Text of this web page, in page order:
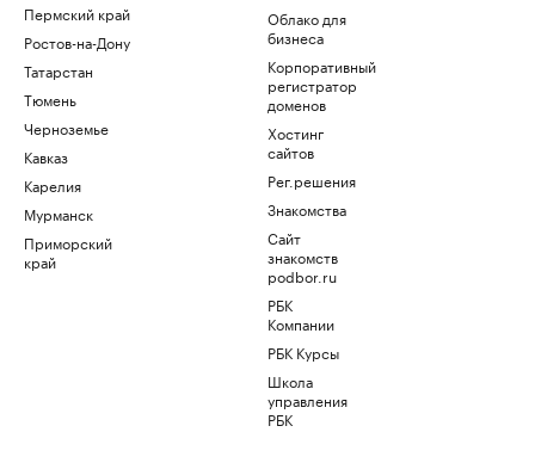
Пермский край
Ростов-на-Дону
Татарстан
Тюмень
Черноземье
Кавказ
Карелия
Мурманск
Приморский
край
Облако для
бизнеса
Корпоративный
регистратор
доменов
Хостинг
сайтов
Рег.решения
Знакомства
Сайт
знакомств
podbor.ru
РБК
Компании
РБК Курсы
Школа
управления
РБК